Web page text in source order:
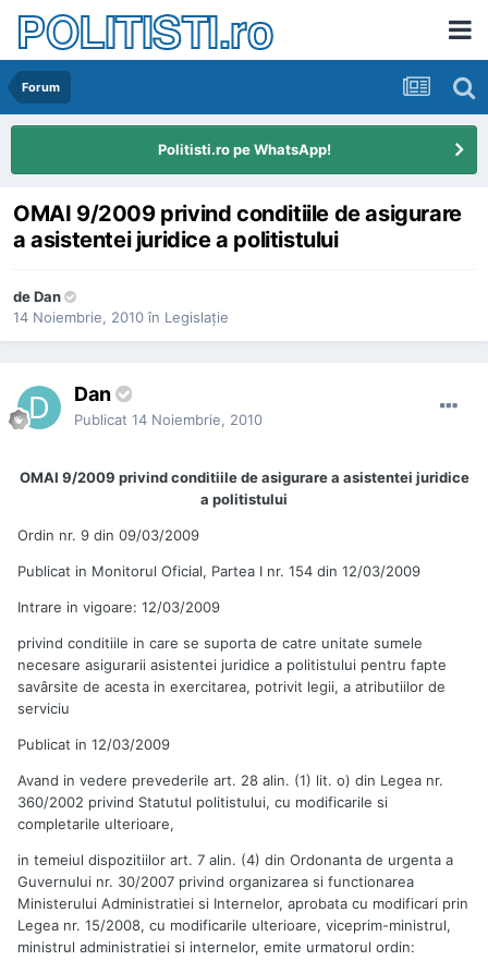
POLITISTI.ro
Forum
Politisti.ro pe WhatsApp!
OMAI 9/2009 privind conditiile de asigurare
a asistentei juridice a politistului
deDan
14 Noiembrie, 2010 în Legislaţie
Dan
Publicat 14 Noiembrie, 2010
OMAI 9/2009 privind conditiile de asigurare a asistentei juridice
a politistului
Ordin nr. 9 din 09/03/2009
Publicat in Monitorul Oficial, Partea I nr. 154 din 12/03/2009
Intrare in vigoare: 12/03/2009
privind conditiile in care se suporta de catre unitate sumele
necesare asigurarii asistentei juridice a politistului pentru fapte
savârsite de acesta in exercitarea, potrivit legii, a atributiilor de
serviciu
Publicat in 12/03/2009
Avand in vedere prevederile art. 28 alin. (1) lit. o) din Legea nr.
360/2002 privind Statutul politistului, cu modificarile si
completarile ulterioare,
in temeiul dispozitiilor art. 7 alin. (4) din Ordonanta de urgenta a
Guvernului nr. 30/2007 privind organizarea si functionarea
Ministerului Administratiei si Internelor, aprobata cu modificari prin
Legea nr. 15/2008, cu modificarile ulterioare, viceprim-ministrul,
ministrul administratiei si internelor, emite urmatorul ordin: